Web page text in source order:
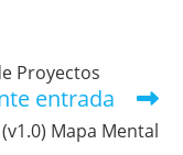
Proyectos
entrada
Mapa Mental